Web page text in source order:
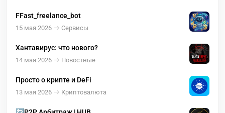
FFast_freelance_bot
15 мая 2026 Сервисы
Хантавирус: что нового?
14 мая 2026 Новостные
Просто о крипте и DeFi
13 мая 2026 Криптовалюта